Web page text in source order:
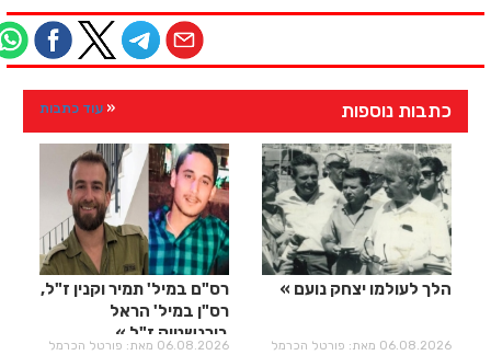
כתבות נוספות עוד כתבות
הלך לעולמו יצחק נועם
06.08.2026 מאת: פורטל הכרמל
רס"ם במיל' תמיר וקנין ז"ל,
רס"ן במיל' הראל
בירנשטוק ז"ל
06.08.2026 מאת: פורטל הכרמל